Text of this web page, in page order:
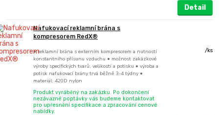
Detail
Nafukovací reklamní brána s
kompresorem RedX®
• reklamní brána s externím kompresorem a nutností
konstantního přísunu vzduchu • možnost zakázkové
výroby specifických tvarů, velikostí a potisku • výroba a
potisk nafukovací brány trvá běžně 3-4 týdny •
materiál: 420D nylon
/ks
Produkt vyráběný na zakázku. Po dokončení
nezávazné poptávky vás budeme kontaktovat
pro upřesnění specifikace a zpracování cenové
nabídky.